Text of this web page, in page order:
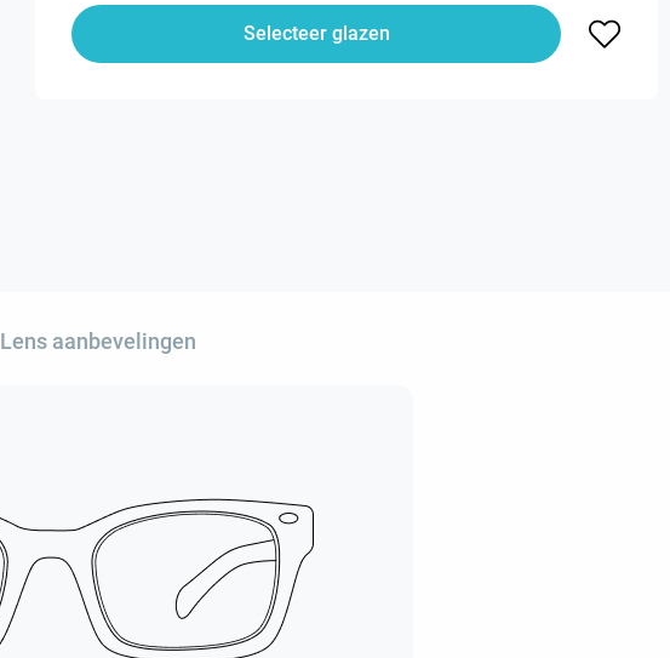
Selecteer glazen
Lens aanbevelingen